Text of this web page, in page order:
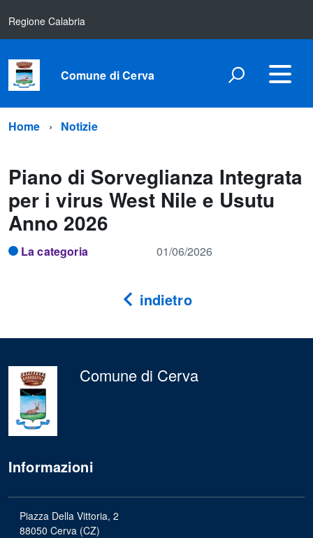
Regione Calabria
Comune di Cerva
Home Notizie
Piano di Sorveglianza Integrata
per i virus West Nile e Usutu
Anno 2026
La categoria 01/06/2026
indietro
Comune di Cerva
Informazioni
Piazza Della Vittoria, 2
88050 Cerva (CZ)